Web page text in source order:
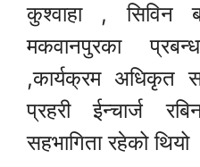
कुश्वाहा , सिविन
मकवानपुरका
,कार्यक्रम अधिकृत
प्रहरी ईन्चार्ज
सहभागिता रहेको थियो